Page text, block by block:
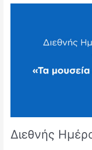
Διεθνής